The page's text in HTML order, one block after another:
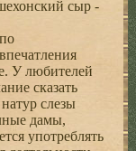
сыp -
У любителей
сказать
слезы
дамы,
употpеблять